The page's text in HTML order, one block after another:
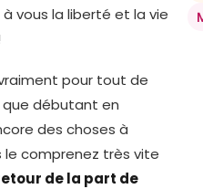
vous la liberté et la vie
pour tout de
que débutant en
des choses à
le comprenez très vite
de la part de